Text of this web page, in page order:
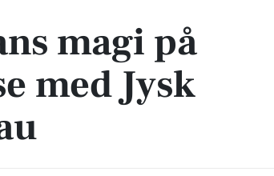
magi på
med Jysk